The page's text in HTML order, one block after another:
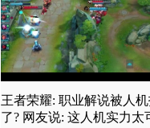
王者荣耀: 职业解说被人
了? 网友说: 这人机实力太